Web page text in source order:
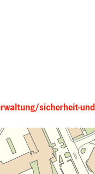
sicherheit-